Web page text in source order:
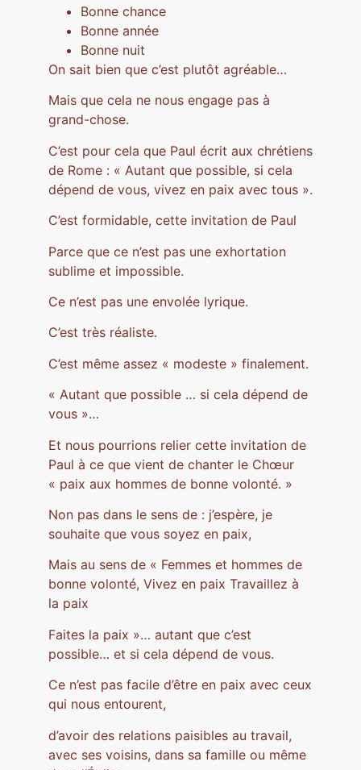
Bonne chance
Bonne année
Bonne nuit
On sait bien que c’est plutôt agréable…
Mais que cela ne nous engage pas à
grand-chose.
C’est pour cela que Paul écrit aux chrétiens
de Rome : « Autant que possible, si cela
dépend de vous, vivez en paix avec tous ».
C’est formidable, cette invitation de Paul
Parce que ce n’est pas une exhortation
sublime et impossible.
Ce n’est pas une envolée lyrique.
C’est très réaliste.
C’est même assez « modeste » finalement.
« Autant que possible … si cela dépend de
vous »…
Et nous pourrions relier cette invitation de
Paul à ce que vient de chanter le Chœur
« paix aux hommes de bonne volonté. »
Non pas dans le sens de : j’espère, je
souhaite que vous soyez en paix,
Mais au sens de « Femmes et hommes de
bonne volonté, Vivez en paix Travaillez à
la paix
Faites la paix »… autant que c’est
possible… et si cela dépend de vous.
Ce n’est pas facile d’être en paix avec ceux
qui nous entourent,
d’avoir des relations paisibles au travail,
avec ses voisins, dans sa famille ou même